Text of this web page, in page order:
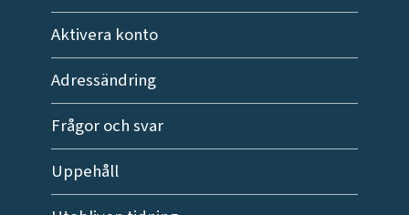
Aktivera konto
Adressändring
Frågor och svar
Uppehåll